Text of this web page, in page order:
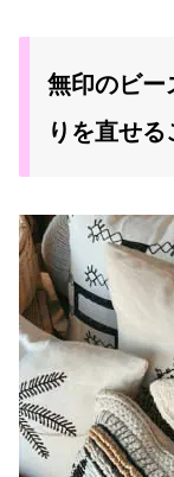
無印のビー
りを直せ